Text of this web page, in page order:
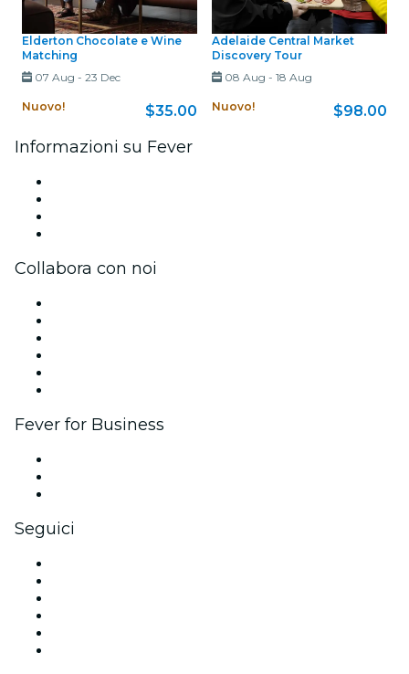
Elderton Chocolate e Wine
Matching
07 Aug - 23 Dec
Nuovo! $35.00
Adelaide Central Market
Discovery Tour
08 Aug - 18 Aug
Nuovo! $98.00
Informazioni su Fever
Collabora con noi
Fever for Business
Seguici